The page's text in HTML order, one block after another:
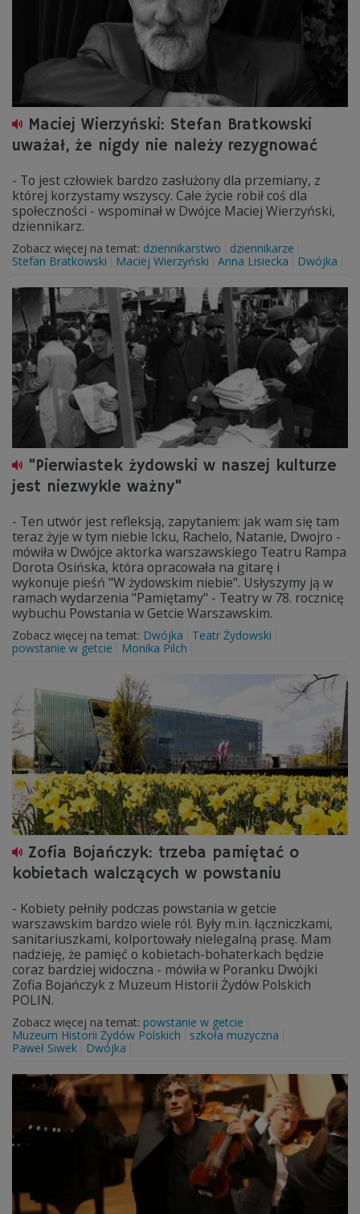
Maciej Wierzyński: Stefan Bratkowski
uważał, że nigdy nie należy rezygnować
- To jest człowiek bardzo zasłużony dla przemiany, z
której korzystamy wszyscy. Całe życie robił coś dla
społeczności - wspominał w Dwójce Maciej Wierzyński,
dziennikarz.
Zobacz więcej na temat: dziennikarstwo
dziennikarze
Stefan Bratkowski
Maciej Wierzyński Anna Lisiecka Dwójka
"Pierwiastek żydowski w naszej kulturze
jest niezwykle ważny"
- Ten utwór jest refleksją, zapytaniem: jak wam się tam
teraz żyje w tym niebie Icku, Rachelo, Natanie, Dwojro -
mówiła w Dwójce aktorka warszawskiego Teatru Rampa
Dorota Osińska, która opracowała na gitarę i
wykonuje pieśń "W żydowskim niebie". Usłyszymy ją w
ramach wydarzenia "Pamiętamy" - Teatry w 78. rocznicę
wybuchu Powstania w Getcie Warszawskim.
Zobacz więcej na temat: Dwójka
Teatr Żydowski
powstanie w getcie
Monika Pilch
Zofia Bojańczyk: trzeba pamiętać o
kobietach walczących w powstaniu
- Kobiety pełniły podczas powstania w getcie
warszawskim bardzo wiele ról. Były m.in. łączniczkami,
sanitariuszkami, kolportowały nielegalną prasę. Mam
nadzieję, że pamięć o kobietach-bohaterkach będzie
coraz bardziej widoczna - mówiła w Poranku Dwójki
Zofia Bojańczyk z Muzeum Historii Żydów Polskich
POLIN.
Zobacz więcej na temat: powstanie w getcie
Muzeum Historii Żydów Polskich
szkoła muzyczna
Paweł Siwek
Dwójka